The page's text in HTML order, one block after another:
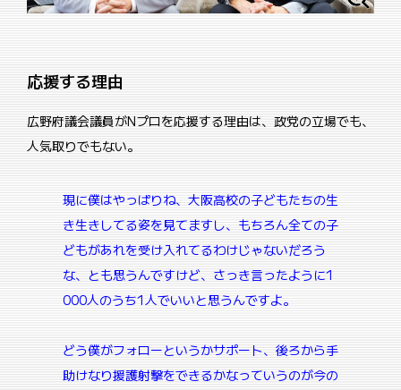
応援する理由
広野府議会議員がNプロを応援する理由は、政党の立場でも、
人気取りでもない。
現に僕はやっぱりね、大阪高校の子どもたちの生
き生きしてる姿を見てますし、もちろん全ての子
どもがあれを受け入れてるわけじゃないだろう
な、とも思うんですけど、さっき言ったように1
000人のうち1人でいいと思うんですよ。
どう僕がフォローというかサポート、後ろから手
助けなり援護射撃をできるかなっていうのが今の